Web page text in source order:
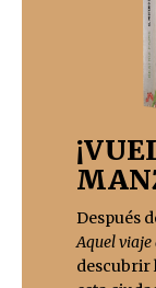
Después
Aquel viaje
descubrir